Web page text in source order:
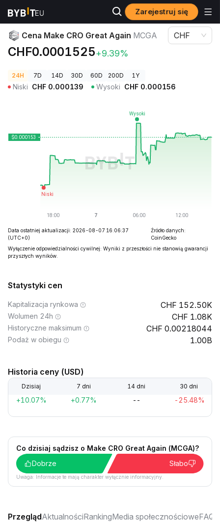
Zarejestruj się
Ceny kryptowalut Cena Make CRO Great Again MCGA
Cena Make CRO Great Again MCGA
CHF0.0001525+9.39%
CHF
24H 7D 14D 30D 60D 200D 1Y
Niski CHF 0.000139 Wysoki CHF 0.000156
Data ostatniej aktualizacji: 2026-08-07 16:06:37
(UTC+0)
Źródło danych:
CoinGecko
Wyłączenie odpowiedzialności cywilnej: Wyniki z przeszłości nie stanowią gwarancji
przyszłych wyników.
Statystyki cen
Kapitalizacja rynkowa 152.50K
Wolumen 24h 1.08K
Historyczne maksimum 0.00218044
Podaż w obiegu 1.00B
Historia ceny (USD)
Dzisiaj 7 dni 14 dni 30 dni
+10.07% +0.77% -- -25.48%
Co dzisiaj sądzisz o Make CRO Great Again (MCGA)?
Dobrze
Słabo
Uwaga: Informacje te mają charakter wyłącznie informacyjny.
PrzeglądAktualnościRankingMedia społecznościoweFAQ